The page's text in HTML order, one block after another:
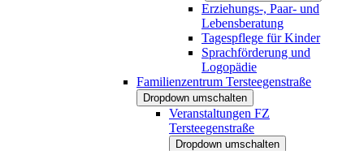
Erziehungs-, Paar- und
Lebensberatung
Tagespflege für Kinder
Sprachförderung und
Logopädie
Familienzentrum Tersteegenstraße
Dropdown umschalten
Veranstaltungen FZ
Tersteegenstraße
Dropdown umschalten